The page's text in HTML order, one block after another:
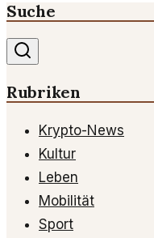
Suche
Rubriken
Krypto-News
Kultur
Leben
Mobilität
Sport